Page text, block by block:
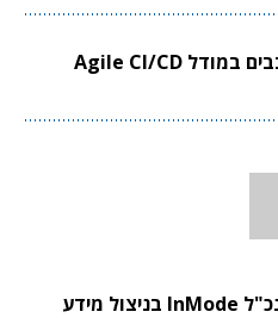
וובינר סינופסיס לתכנון שבבים במודל Agile CI/CD
קרן Steel מאשימה את מנכ"ל InMode בניצול מידע